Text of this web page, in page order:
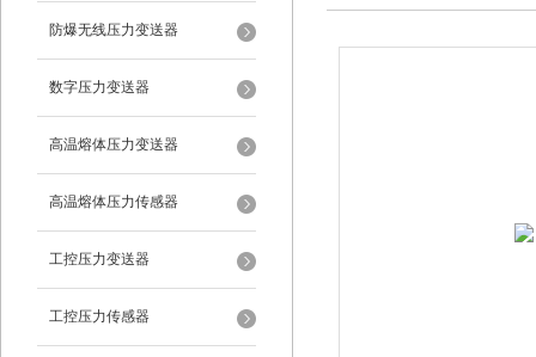
防爆无线压力变送器
数字压力变送器
高温熔体压力变送器
高温熔体压力传感器
工控压力变送器
工控压力传感器